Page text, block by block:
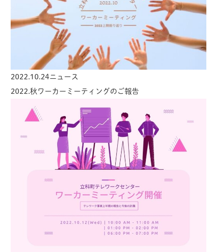
2022.10.24ニュース
2022.秋ワーカーミーティングのご報告